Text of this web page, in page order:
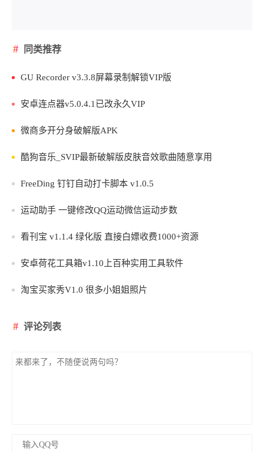
同类推荐
GU Recorder v3.3.8屏幕录制解锁VIP版
安卓连点器v5.0.4.1已改永久VIP
微商多开分身破解版APK
酷狗音乐_SVIP最新破解版皮肤音效歌曲随意享用
FreeDing 钉钉自动打卡脚本 v1.0.5
运动助手 一键修改QQ运动微信运动步数
看刊宝 v1.1.4 绿化版 直接白嫖收费1000+资源
安卓荷花工具箱v1.10上百种实用工具软件
淘宝买家秀V1.0 很多小姐姐照片
评论列表